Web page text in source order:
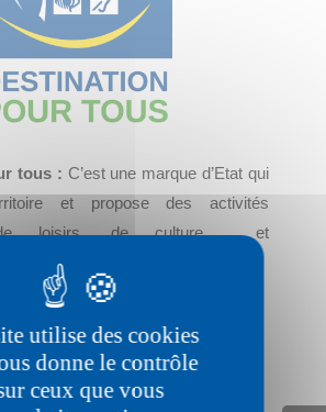
utilise des cookies
donne le contrôle
ceux que vous
tous : C’est une marque d’Etat qui
et propose des activités
de loisirs, de culture et
pour un sejour inclusif pour tous.